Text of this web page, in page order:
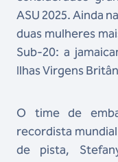
ASU 2025. Ainda
duas mulheres
Sub-20: a
Ilhas Virgens
O time de
recordista
de pista,